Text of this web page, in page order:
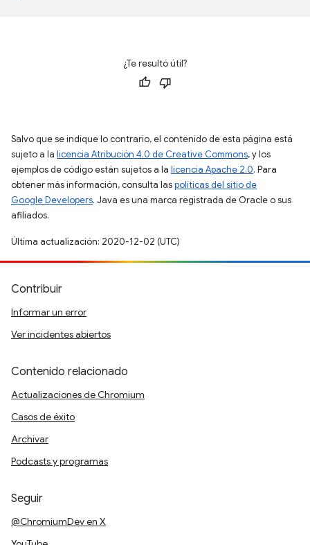
¿Te resultó útil?
Salvo que se indique lo contrario, el contenido de esta página está
sujeto a la licencia Atribución 4.0 de Creative Commons, y los
ejemplos de código están sujetos a la licencia Apache 2.0. Para
obtener más información, consulta laspolíticas del sitio de
Google Developers. Java es una marca registrada de Oracle o sus
afiliados.
Última actualización: 2020-12-02 (UTC)
Contribuir
Informar un error
Ver incidentes abiertos
Contenido relacionado
Actualizaciones de Chromium
Casos de éxito
Archivar
Podcasts y programas
Seguir
@ChromiumDev en X